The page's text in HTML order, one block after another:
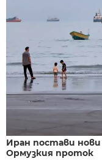
Иран постави
Ормузкия проток